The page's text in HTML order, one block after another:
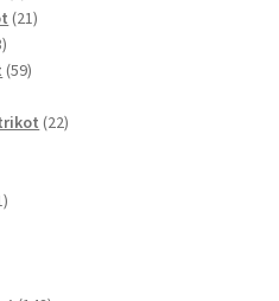
Produkte
2121
163
Produkte
5959
2222
11